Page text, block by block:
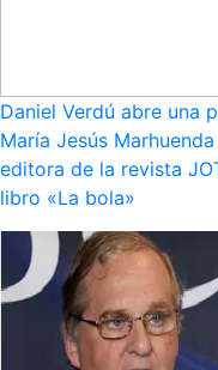
Daniel Verdú abre una
María Jesús
editora de la revista
libro «La bola»